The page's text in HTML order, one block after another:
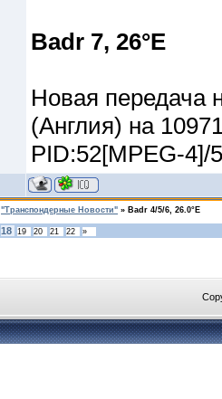
Badr 7, 26°E
Новая передача
(Англия) на
PID:52[MPEG-4]/
"Транспондерные Новости" » Badr 4/5/6, 26.0°E
18 19 20 21 22 »